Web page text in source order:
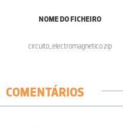
NOME DO FICHEIRO
circuito_electromagnetico.zip
COMENTÁRIOS